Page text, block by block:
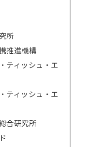
所
進機構
ィッシュ・エ
ィッシュ・エ
研究所